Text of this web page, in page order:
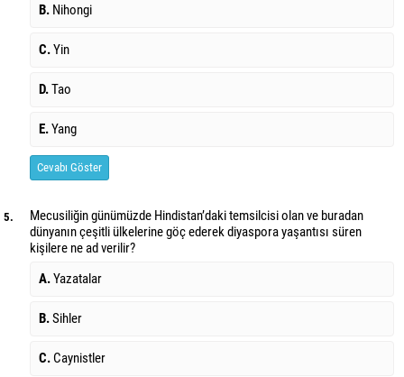
B. Nihongi
C.Yin
D.Tao
E.Yang
Cevabı Göster
5.
Mecusiliğin günümüzde Hindistan’daki temsilcisi olan ve buradan
dünyanın çeşitli ülkelerine göç ederek diyaspora yaşantısı süren
kişilere ne ad verilir?
A.Yazatalar
B.Sihler
C.Caynistler